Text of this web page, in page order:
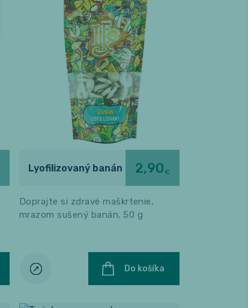
Lyofilizovaný banán 2,90€
Doprajte si zdravé maškrtenie,
mrazom sušený banán. 50 g
Do košíka